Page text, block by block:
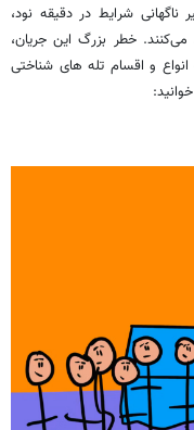
ناگهانی شرایط در دقیقه نود،
می‌کنند. خطر بزرگ این جریان،
و اقسام تله های شناختی